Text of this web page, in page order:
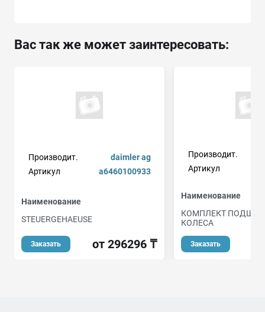
Вас так же может заинтересовать:
Производит.
daimler ag
Артикул
a6460100933
Наименование
STEUERGEHAEUSE
Заказать от 296296 ₸
Производит.
Артикул
Наименование
КОМПЛЕКТ
КОЛЕСА
Заказать